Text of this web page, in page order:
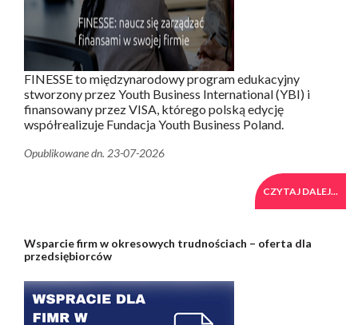
FINESSE to międzynarodowy program edukacyjny
stworzony przez Youth Business International (YBI) i
finansowany przez VISA, którego polską edycję
współrealizuje Fundacja Youth Business Poland.
Opublikowane dn. 23-07-2026
CZYTAJ DALEJ...
Wsparcie firm w okresowych trudnościach – oferta dla
przedsiębiorców